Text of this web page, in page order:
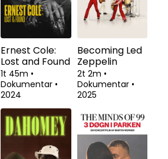
Ernest Cole:
Lost and Found
1t 45m •
Dokumentar •
2024
Becoming Led
Zeppelin
2t 2m •
Dokumentar •
2025